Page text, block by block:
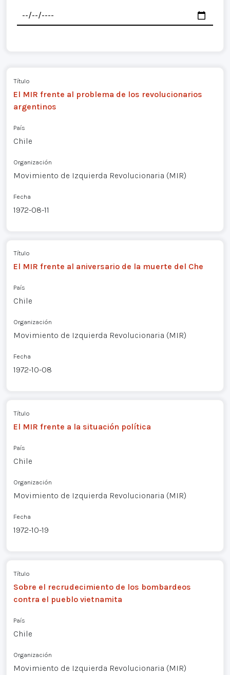
Título
El MIR frente al problema de los revolucionarios
argentinos
País
Chile
Organización
Movimiento de Izquierda Revolucionaria (MIR)
Fecha
1972-08-11
Título
El MIR frente al aniversario de la muerte del Che
País
Chile
Organización
Movimiento de Izquierda Revolucionaria (MIR)
Fecha
1972-10-08
Título
El MIR frente a la situación política
País
Chile
Organización
Movimiento de Izquierda Revolucionaria (MIR)
Fecha
1972-10-19
Título
Sobre el recrudecimiento de los bombardeos
contra el pueblo vietnamita
País
Chile
Organización
Movimiento de Izquierda Revolucionaria (MIR)